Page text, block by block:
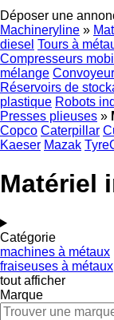
Déposer une
Machineryline »
diesel Tours à
Compresseurs
mélange
Réservoirs de
plastique Robots
Presses plieuses »
Copco Caterpillar
Kaeser Mazak
Matériel
Catégorie
machines à métaux
fraiseuses à métaux
tout afficher
Marque